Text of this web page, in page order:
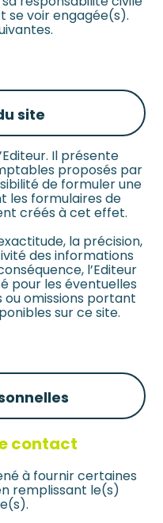
voir engagée(s).
site
Il présente
proposés par
de formuler une
les formulaires de
créés à cet effet.
la précision,
des informations
l’Editeur
pour les éventuelles
ou omissions portant
sur ce site.
contact
à fournir certaines
remplissant le(s)